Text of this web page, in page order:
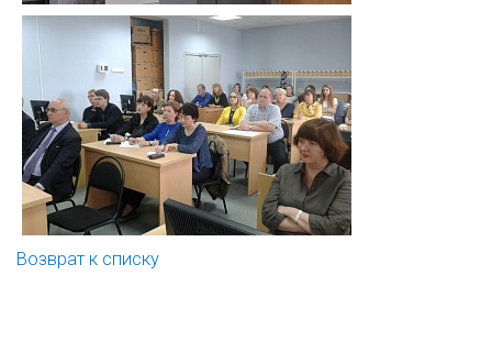
Возврат к списку